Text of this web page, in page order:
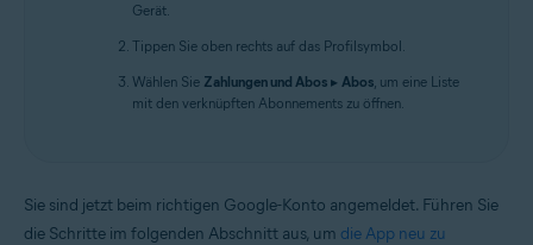
Gerät.
Tippen Sie oben rechts auf das Profilsymbol.
Wählen Sie Zahlungen und Abos ▸ Abos, um eine Liste
mit den verknüpften Abonnements zu öffnen.
Sie sind jetzt beim richtigen Google-Konto angemeldet. Führen Sie
die Schritte im folgenden Abschnitt aus, um die App neu zu